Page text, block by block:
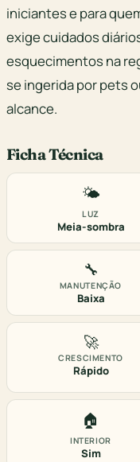
iniciantes e para
exige cuidados
esquecimentos na
se ingerida por pets
alcance.
Ficha Técnica
🌤️
LUZ
Meia-sombra
🔧
MANUTENÇÃO
Baixa
🚀
CRESCIMENTO
Rápido
🏠
INTERIOR
Sim